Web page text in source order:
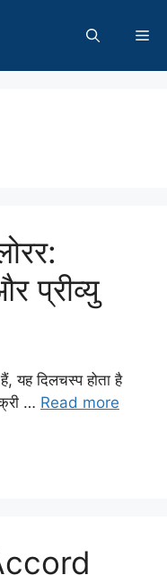
प्रीव्यु
यह दिलचस्प होता है
… Read more